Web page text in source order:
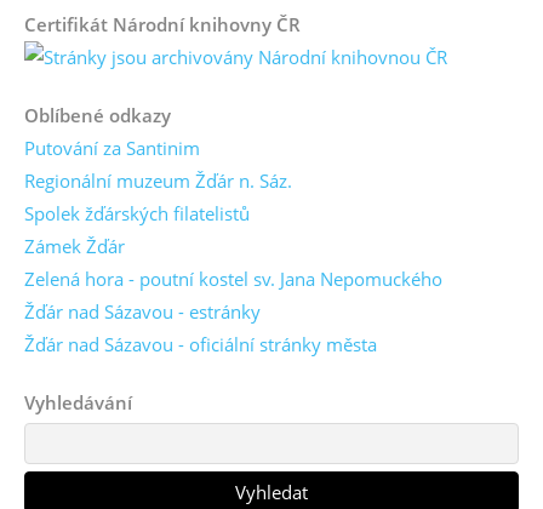
Certifikát Národní knihovny ČR
Oblíbené odkazy
Putování za Santinim
Regionální muzeum Žďár n. Sáz.
Spolek žďárských filatelistů
Zámek Žďár
Zelená hora - poutní kostel sv. Jana Nepomuckého
Žďár nad Sázavou - estránky
Žďár nad Sázavou - oficiální stránky města
Vyhledávání